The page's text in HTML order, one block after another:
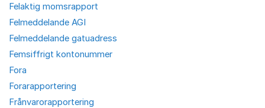
Felaktig momsrapport
Felmeddelande AGI
Felmeddelande gatuadress
Femsiffrigt kontonummer
Fora
Forarapportering
Frånvarorapportering